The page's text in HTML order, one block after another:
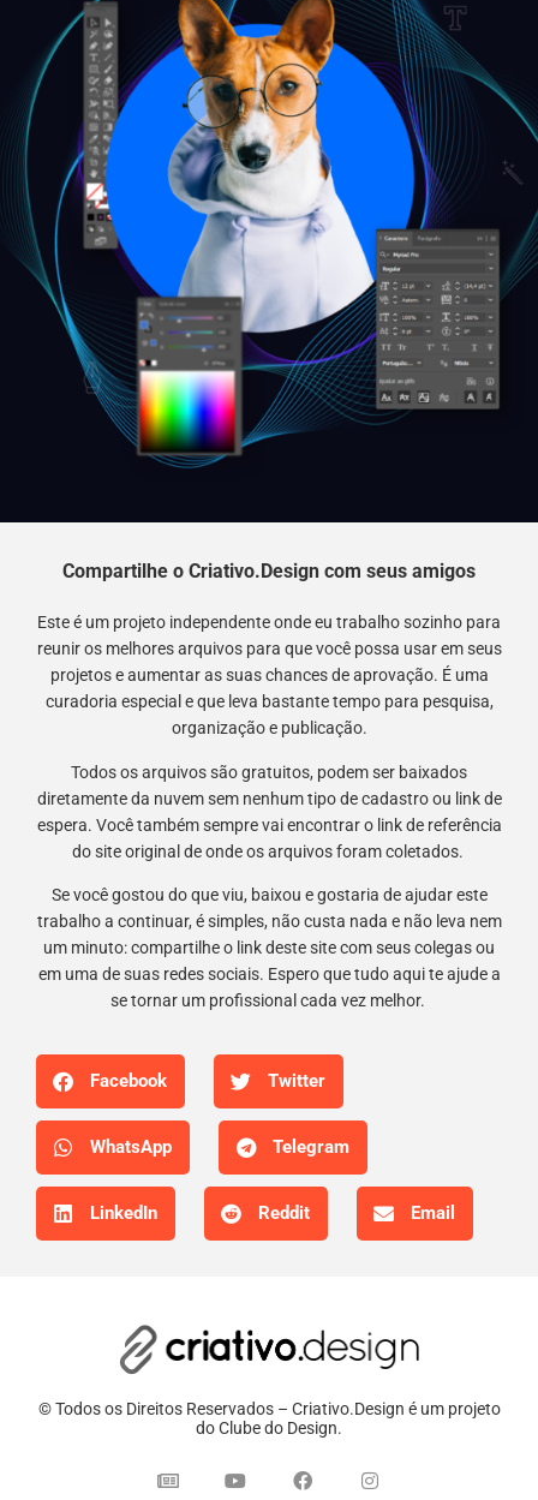
Compartilhe o Criativo.Design com seus amigos
Este é um projeto independente onde eu trabalho sozinho para
reunir os melhores arquivos para que você possa usar em seus
projetos e aumentar as suas chances de aprovação. É uma
curadoria especial e que leva bastante tempo para pesquisa,
organização e publicação.
Todos os arquivos são gratuitos, podem ser baixados
diretamente da nuvem sem nenhum tipo de cadastro ou link de
espera. Você também sempre vai encontrar o link de referência
do site original de onde os arquivos foram coletados.
Se você gostou do que viu, baixou e gostaria de ajudar este
trabalho a continuar, é simples, não custa nada e não leva nem
um minuto: compartilhe o link deste site com seus colegas ou
em uma de suas redes sociais. Espero que tudo aqui te ajude a
se tornar um profissional cada vez melhor.
Facebook Twitter
WhatsApp Telegram
LinkedIn Reddit Email
© Todos os Direitos Reservados – Criativo.Design é um projeto
do Clube do Design.